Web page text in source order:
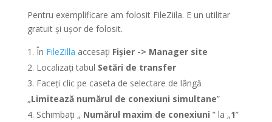
Pentru exemplificare am folosit FileZiila. E un utilitar
gratuit și ușor de folosit.
În FileZilla accesați Fișier -> Manager site
Localizați tabul Setări de transfer
Faceți clic pe caseta de selectare de lângă
„Limitează numărul de conexiuni simultane”
Schimbați „ Numărul maxim de conexiuni ” la „1”